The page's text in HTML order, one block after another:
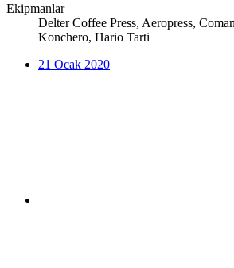
Ekipmanlar
Delter Coffee Press, Aeropress,
Konchero, Hario Tarti
21 Ocak 2020